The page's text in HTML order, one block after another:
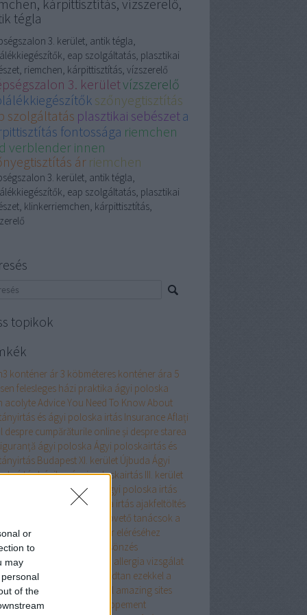
or
to
may
of the
kárpittisztítás, vízszerelő,
tégla
3. kerület, antik tégla,
eap szolgáltatás, plasztikai
riemchen, kárpittisztítás, vízszerelő
3. kerületvízszerelő
szőnyegtisztítás
szolgáltatás plasztikai sebészeta
fontossága riemchen
verblender innen
ár riemchen
3. kerület, antik tégla,
eap szolgáltatás, plasztikai
klinkerriemchen, kárpittisztítás,
topikok
konténer ár3 köbméteres konténer ára 5
felesleges házi praktika ágyi poloska
acolyteAdvice You Need To Know About
és ágyi poloska irtás InsuranceAflați
despre cumpărăturile online și despre starea
ágyi poloska Ágyi poloskairtás és
Budapest XI. kerület Újbuda Ágyi
házilagágyi poloskairtás III. kerület
poloskairtás XIII. kerület
ágyi poloska irtás
Ágyi poloska irtás ajakfeltöltés
Alapvető tanácsok a
keresztüli siker eléréséhez
ruha
alkalmi ruha kölcsönzés
allergia vizsgálat
Aludjon nyugodtan ezekkel a
alvási apnoe tippekkel amazing sites
en plus sur le développement